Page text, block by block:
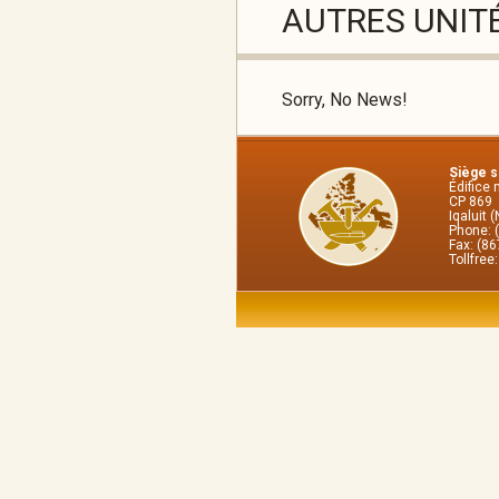
AUTRES
Sorry, No News!
Siège
Édifice
CP 869
Iqaluit
Phone:
Fax: